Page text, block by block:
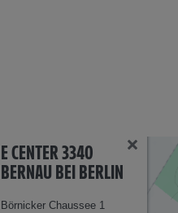
E CENTER 3340
BERNAU BEI BERLIN
Börnicker Chaussee 1